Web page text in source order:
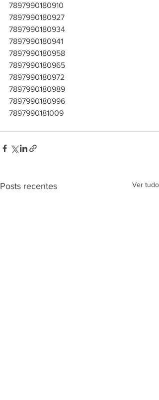
7897990180910
7897990180927
7897990180934
7897990180941
7897990180958
7897990180965
7897990180972
7897990180989
7897990180996
7897990181009
Posts recentes Ver tudo